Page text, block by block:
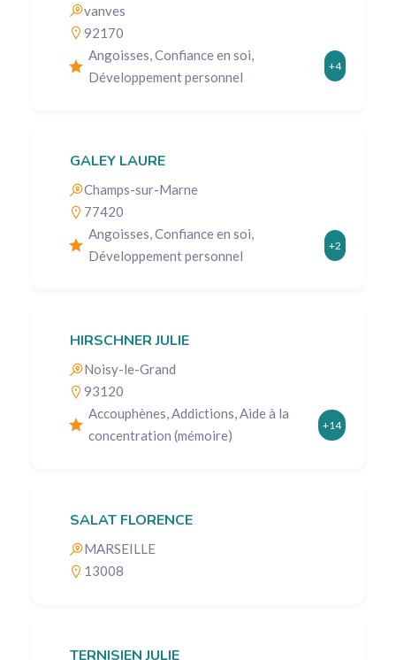
vanves
92170
Angoisses, Confiance en soi,
Développement personnel
+4
GALEY LAURE
Champs-sur-Marne
77420
Angoisses, Confiance en soi,
Développement personnel
+2
HIRSCHNER JULIE
Noisy-le-Grand
93120
Accouphènes, Addictions, Aide à la
concentration (mémoire)
+14
SALAT FLORENCE
MARSEILLE
13008
TERNISIEN JULIE